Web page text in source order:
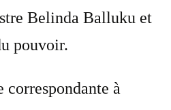
Belinda Balluku et
pouvoir.
correspondante à